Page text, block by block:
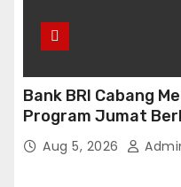
Bank BRI Cabang
Program Jumat
untuk Saling
Sekitar Kawasan
Aug 5, 2026